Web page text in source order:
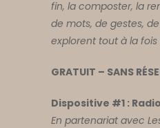
fin, la composter, la
de mots, de gestes,
explorent tout à la
GRATUIT – SANS
Dispositive #1 :
En partenariat avec